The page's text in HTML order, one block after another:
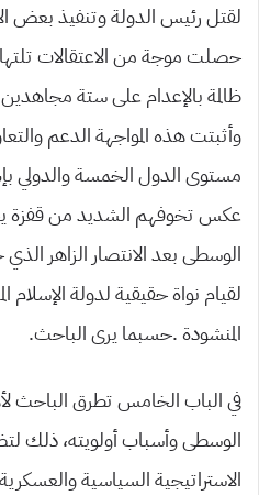
لقتل رئيس الدولة وتنفيذ بعض
حصلت موجة من الاعتقالات
ظالمة بالإعدام على ستة
وأثبتت هذه المواجهة الدعم
مستوى الدول الخمسة والدولي
عكس تخوفهم الشديد من قفزة
الوسطى بعد الانتصار الزاهر
لقيام نواة حقيقية لدولة الإسلام
المنشودة .حسبما يرى الباحث.
في الباب الخامس تطرق الباحث
الوسطى وأسباب أولويته، ذلك
الاستراتيجية السياسية